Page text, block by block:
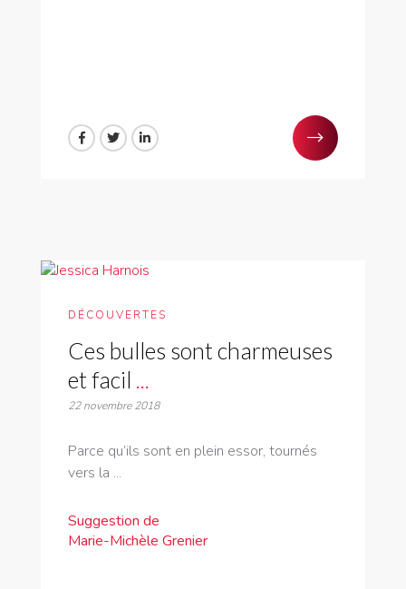
DÉCOUVERTES
Ces bulles sont charmeuses
et facil
22 novembre 2018
Parce qu’ils sont en plein essor, tournés
vers la ...
Suggestion de
Marie-Michèle Grenier